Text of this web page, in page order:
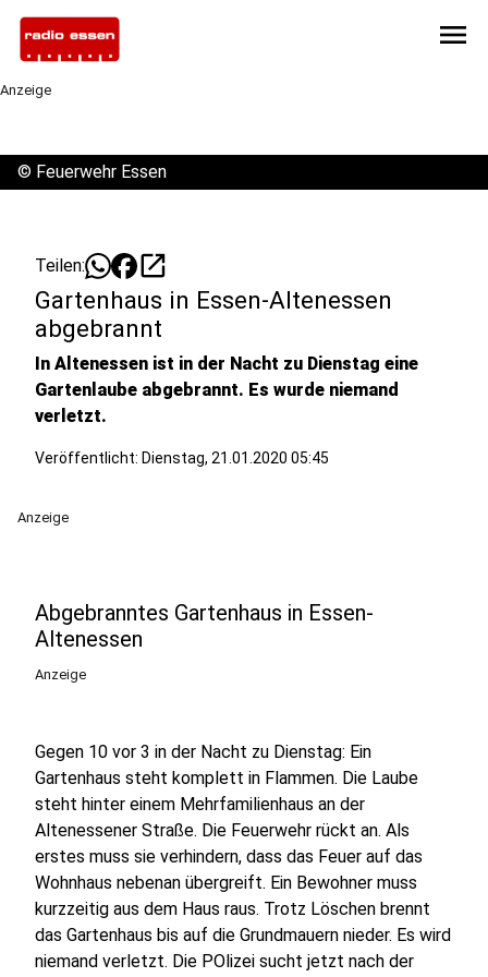
menu
Anzeige
© Feuerwehr Essen
Teilen: open_in_new
Gartenhaus in Essen-Altenessen
abgebrannt
In Altenessen ist in der Nacht zu Dienstag eine
Gartenlaube abgebrannt. Es wurde niemand
verletzt.
Veröffentlicht: Dienstag, 21.01.2020 05:45
Anzeige
Abgebranntes Gartenhaus in Essen-
Altenessen
Anzeige
Gegen 10 vor 3 in der Nacht zu Dienstag: Ein
Gartenhaus steht komplett in Flammen. Die Laube
steht hinter einem Mehrfamilienhaus an der
Altenessener Straße. Die Feuerwehr rückt an. Als
erstes muss sie verhindern, dass das Feuer auf das
Wohnhaus nebenan übergreift. Ein Bewohner muss
kurzzeitig aus dem Haus raus. Trotz Löschen brennt
das Gartenhaus bis auf die Grundmauern nieder. Es wird
niemand verletzt. Die POlizei sucht jetzt nach der